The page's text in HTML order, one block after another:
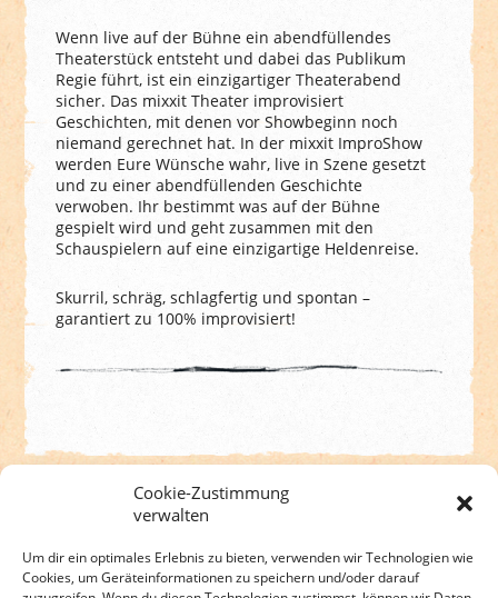
Cookie-Zustimmung
verwalten
Um dir ein optimales Erlebnis zu bieten, verwenden wir Technologien wie
Cookies, um Geräteinformationen zu speichern und/oder darauf
Wenn live auf der Bühne ein abendfüllendes
Theaterstück entsteht und dabei das Publikum
Regie führt, ist ein einzigartiger Theaterabend
sicher. Das mixxit Theater improvisiert
Geschichten, mit denen vor Showbeginn noch
niemand gerechnet hat. In der mixxit ImproShow
werden Eure Wünsche wahr, live in Szene gesetzt
und zu einer abendfüllenden Geschichte
verwoben. Ihr bestimmt was auf der Bühne
gespielt wird und geht zusammen mit den
Schauspielern auf eine einzigartige Heldenreise.
Skurril, schräg, schlagfertig und spontan –
garantiert zu 100% improvisiert!
Zurück zu den Terminen